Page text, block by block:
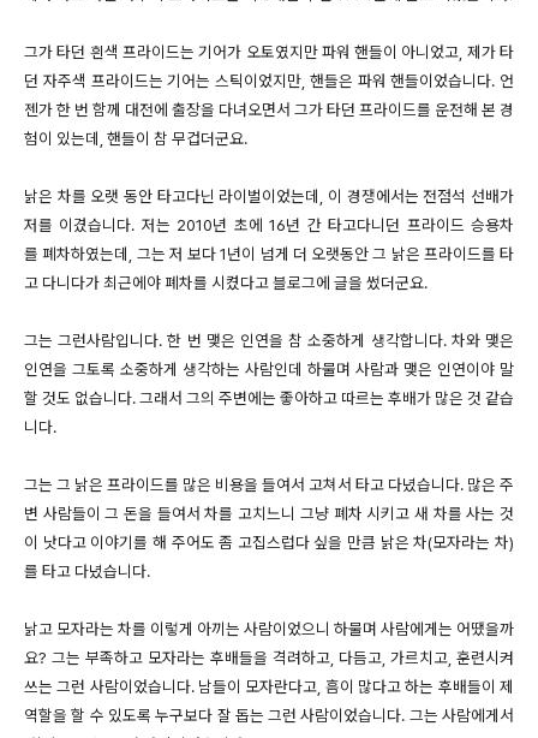
그가 타던 흰색 프라이드는 기어가 오토였지만 파워 핸들이 아니었고, 제가 타
던 자주색 프라이드는 기어는 스틱이었지만, 핸들은 파워 핸들이었습니다. 언
젠가 한 번 함께 대전에 출장을 다녀오면서 그가 타던 프라이드를 운전해 본 경
험이 있는데, 핸들이 참 무겁더군요.
낡은 차를 오랫 동안 타고다닌 라이벌이었는데, 이 경쟁에서는 전점석 선배가
저를 이겼습니다. 저는 2010년 초에 16년 간 타고다니던 프라이드 승용차
를 폐차하였는데, 그는 저 보다 1년이 넘게 더 오랫동안 그 낡은 프라이드를 타
고 다니다가 최근에야 폐차를 시켰다고 블로그에 글을 썼더군요.
그는 그런사람입니다. 한 번 맺은 인연을 참 소중하게 생각합니다. 차와 맺은
인연을 그토록 소중하게 생각하는 사람인데 하물며 사람과 맺은 인연이야 말
할 것도 없습니다. 그래서 그의 주변에는 좋아하고 따르는 후배가 많은 것 같습
니다.
그는 그 낡은 프라이드를 많은 비용을 들여서 고쳐서 타고 다녔습니다. 많은 주
변 사람들이 그 돈을 들여서 차를 고치느니 그냥 폐차 시키고 새 차를 사는 것
이 낫다고 이야기를 해 주어도 좀 고집스럽다 싶을 만큼 낡은 차(모자라는 차)
를 타고 다녔습니다.
낡고 모자라는 차를 이렇게 아끼는 사람이었으니 하물며 사람에게는 어땠을까
요? 그는 부족하고 모자라는 후배들을 격려하고, 다듬고, 가르치고, 훈련시켜
쓰는 그런 사람이었습니다. 남들이 모자란다고, 흠이 많다고 하는 후배들이 제
역할을 할 수 있도록 누구보다 잘 돕는 그런 사람이었습니다. 그는 사람에게서